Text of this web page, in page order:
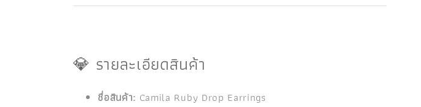
💎 รายละเอียดสินค้า
ชื่อสินค้า: Camila Ruby Drop Earrings